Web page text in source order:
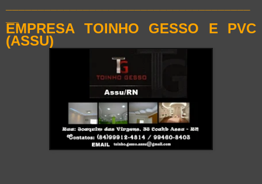
EMPRESA TOINHO GESSO E PVC
(ASSU)